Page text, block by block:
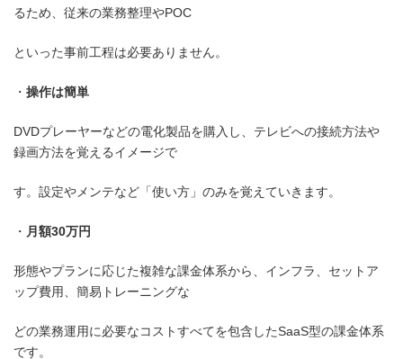
るため、従来の業務整理やPOC
といった事前工程は必要ありません。
操作は簡単
DVDプレーヤーなどの電化製品を購入し、テレビへの接続方法や
録画方法を覚えるイメージで
す。設定やメンテなど「使い方」のみを覚えていきます。
月額30万円
形態やプランに応じた複雑な課金体系から、インフラ、セットア
ップ費用、簡易トレーニングな
どの業務運用に必要なコストすべてを包含したSaaS型の課金体系
です。